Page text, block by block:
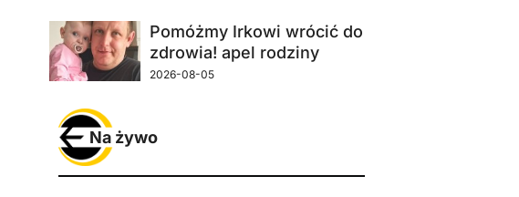
Pomóżmy Irkowi wrócić do
zdrowia! apel rodziny
2026-08-05
Na żywo